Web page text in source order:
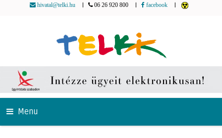
hivatal@telki.hu 06 26 920 800 facebook
Menu